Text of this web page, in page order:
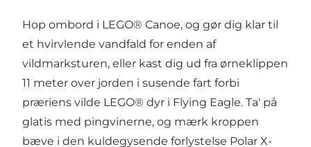
Hop ombord i LEGO® Canoe, og gør dig klar til
et hvirvlende vandfald for enden af
vildmarksturen, eller kast dig ud fra ørneklippen
11 meter over jorden i susende fart forbi
præriens vilde LEGO® dyr i Flying Eagle. Ta' på
glatis med pingvinerne, og mærk kroppen
bæve i den kuldegysende forlystelse Polar X-